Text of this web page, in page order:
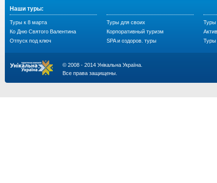
Наши туры:
Туры к 8 марта
Ко Дню Святого Валентина
Отпуск под ключ
Туры для своих
Корпоративный туризм
SPA и оздоров. туры
Туры
Туры
© 2008 - 2014 Унікальна Україна.
Все права защищены.